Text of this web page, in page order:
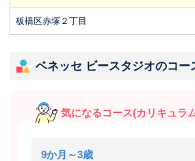
板橋区赤塚２丁目
ベネッセ ビースタジオのコー
気になるコース(カリキュラ
9か月～3歳